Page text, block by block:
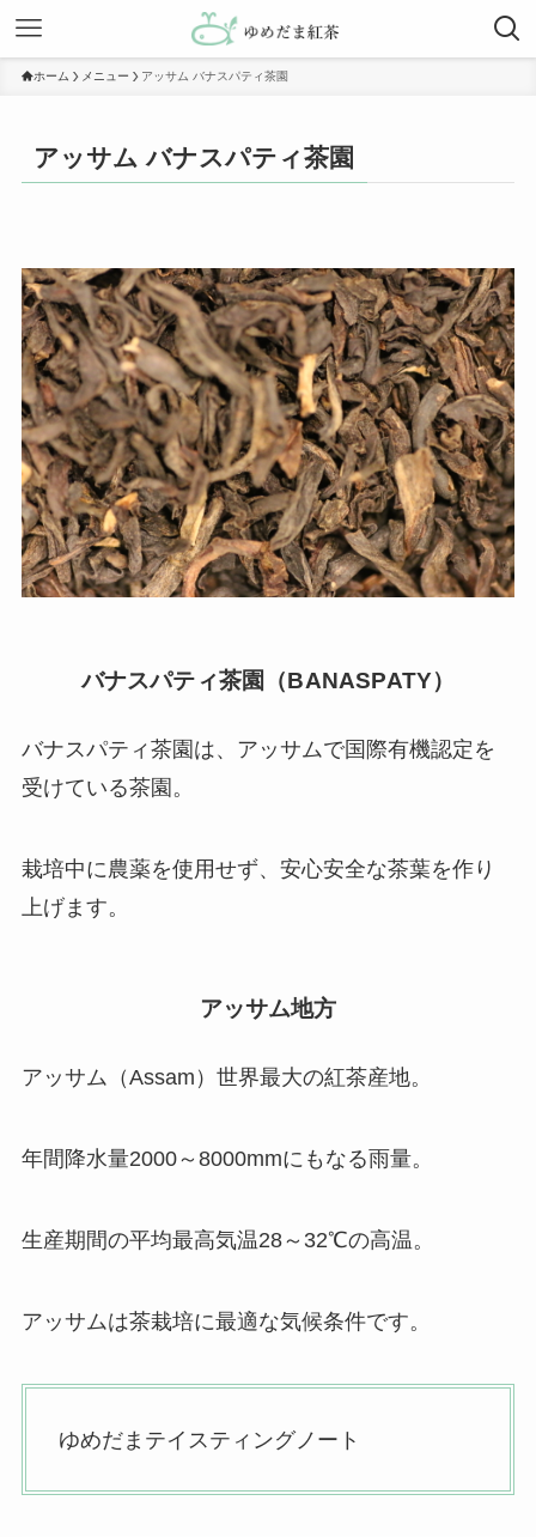
ホーム メニュー アッサム バナスパティ茶園
アッサム バナスパティ茶園
バナスパティ茶園（BANASPATY）
バナスパティ茶園は、アッサムで国際有機認定を
受けている茶園。
栽培中に農薬を使用せず、安心安全な茶葉を作り
上げます。
アッサム地方
アッサム（Assam）世界最大の紅茶産地。
年間降水量2000～8000mmにもなる雨量。
生産期間の平均最高気温28～32℃の高温。
アッサムは茶栽培に最適な気候条件です。
ゆめだまテイスティングノート